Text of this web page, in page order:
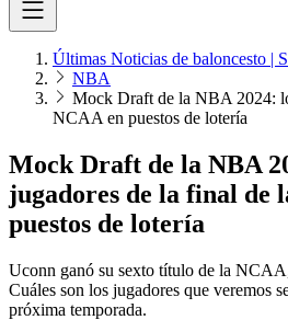
Últimas Noticias de baloncesto |
NBA
Mock Draft de la NBA 2024:
NCAA en puestos de lotería
Mock Draft de la NBA
jugadores de la final de
puestos de lotería
Uconn ganó su sexto título de la
Cuáles son los jugadores que veremos
próxima temporada.